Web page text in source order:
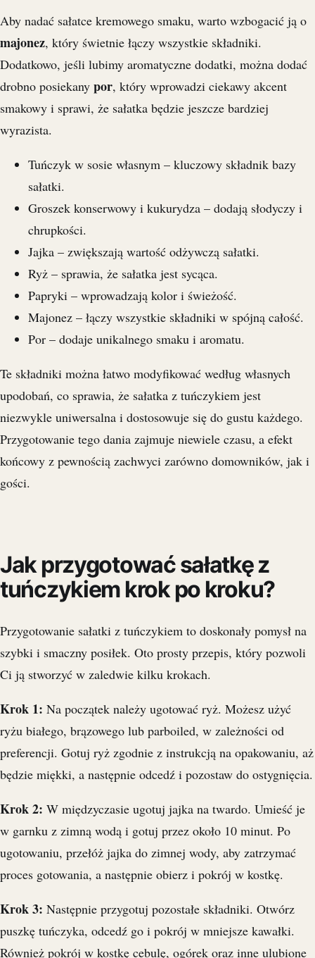
Aby nadać sałatce kremowego smaku, warto wzbogacić ją o
majonez, który świetnie łączy wszystkie składniki.
Dodatkowo, jeśli lubimy aromatyczne dodatki, można dodać
drobno posiekany por, który wprowadzi ciekawy akcent
smakowy i sprawi, że sałatka będzie jeszcze bardziej
wyrazista.
Tuńczyk w sosie własnym – kluczowy składnik bazy
sałatki.
Groszek konserwowy i kukurydza – dodają słodyczy i
chrupkości.
Jajka – zwiększają wartość odżywczą sałatki.
Ryż – sprawia, że sałatka jest sycąca.
Papryki – wprowadzają kolor i świeżość.
Majonez – łączy wszystkie składniki w spójną całość.
Por – dodaje unikalnego smaku i aromatu.
Te składniki można łatwo modyfikować według własnych
upodobań, co sprawia, że sałatka z tuńczykiem jest
niezwykle uniwersalna i dostosowuje się do gustu każdego.
Przygotowanie tego dania zajmuje niewiele czasu, a efekt
końcowy z pewnością zachwyci zarówno domowników, jak i
gości.
Jak przygotować sałatkę z
tuńczykiem krok po kroku?
Przygotowanie sałatki z tuńczykiem to doskonały pomysł na
szybki i smaczny posiłek. Oto prosty przepis, który pozwoli
Ci ją stworzyć w zaledwie kilku krokach.
Krok 1: Na początek należy ugotować ryż. Możesz użyć
ryżu białego, brązowego lub parboiled, w zależności od
preferencji. Gotuj ryż zgodnie z instrukcją na opakowaniu, aż
będzie miękki, a następnie odcedź i pozostaw do ostygnięcia.
Krok 2: W międzyczasie ugotuj jajka na twardo. Umieść je
w garnku z zimną wodą i gotuj przez około 10 minut. Po
ugotowaniu, przełóż jajka do zimnej wody, aby zatrzymać
proces gotowania, a następnie obierz i pokrój w kostkę.
Krok 3: Następnie przygotuj pozostałe składniki. Otwórz
puszkę tuńczyka, odcedź go i pokrój w mniejsze kawałki.
Również pokrój w kostkę cebulę, ogórek oraz inne ulubione